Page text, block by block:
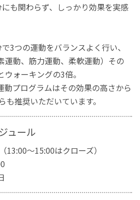
も関わらず、しっかり効果を実感
3つの運動をバランスよく行い、
運動、筋力運動、柔軟運動）その
ォーキングの3倍。
動プログラムはその効果の高さから
推奨いただいています。
ュール
～15:00はクローズ）